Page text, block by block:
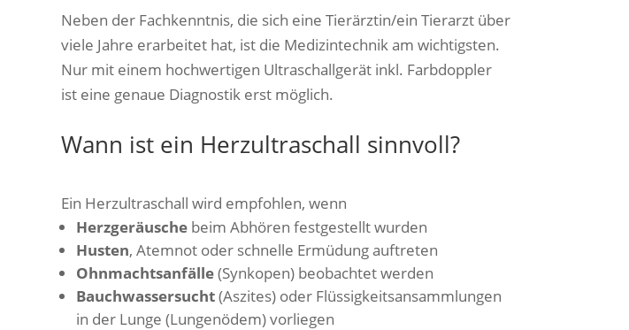
Neben der Fachkenntnis, die sich eine Tierärztin/ein Tierarzt über
viele Jahre erarbeitet hat, ist die Medizintechnik am wichtigsten.
Nur mit einem hochwertigen Ultraschallgerät inkl. Farbdoppler
ist eine genaue Diagnostik erst möglich.
Wann ist ein Herzultraschall sinnvoll?
Ein Herzultraschall wird empfohlen, wenn
Herzgeräuschebeim Abhören festgestellt wurden
Husten, Atemnot oder schnelle Ermüdung auftreten
Ohnmachtsanfälle(Synkopen) beobachtet werden
Bauchwassersucht(Aszites) oder Flüssigkeitsansammlungen
in der Lunge (Lungenödem) vorliegen